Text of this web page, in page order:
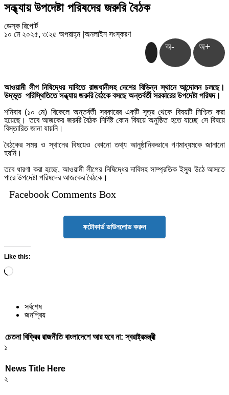
সন্ধ্যায় উপদেষ্টা পরিষদের জরুরি বৈঠক
ডেস্ক রিপোর্ট
১০ মে ২০২৫, ৩:২৫ অপরাহ্ন অনলাইন সংস্করণ
অ- অ+
আওয়ামী লীগ নিষিদ্ধের দাবিতে রাজধানীসহ দেশের বিভিন্ন স্থানে আন্দোলন চলছে।
উদ্ভূত পরিস্থিতিতে সন্ধ্যায় জরুরি বৈঠকে বসছে অন্তর্বর্তী সরকারের উপদেষ্টা পরিষদ।
শনিবার (১০ মে) বিকেলে অন্তর্বর্তী সরকারের একটি সূত্র থেকে বিষয়টি নিশ্চিত করা
হয়েছে। তবে আজকের জরুরি বৈঠক নির্দিষ্ট কোন বিষয়ে অনুষ্ঠিত হতে যাচ্ছে সে বিষয়ে
বিস্তারিত জানা যায়নি।
বৈঠকের সময় ও স্থানের বিষয়েও কোনো তথ্য আনুষ্ঠানিকভাবে গণমাধ্যমকে জানানো
হয়নি।
তবে ধারণা করা হচ্ছে, আওয়ামী লীগের নিষিদ্ধের দাবিসহ সাম্প্রতিক ইস্যু উঠে আসতে
পারে উপদেষ্টা পরিষদের আজকের বৈঠকে।
Facebook Comments Box
ফটোকার্ড ডাউনলোড করুন
Like this:
Loading…
সর্বশেষ
জনপ্রিয়
চেতনা বিক্রির রাজনীতি বাংলাদেশে আর হবে না: স্বরাষ্ট্রমন্ত্রী
১
News Title Here
২